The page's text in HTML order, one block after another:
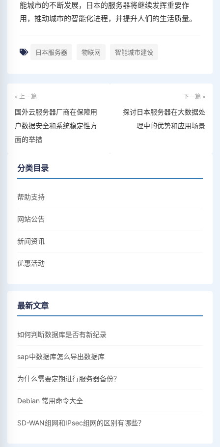
能城市的不断发展，日本的服务器将继续发挥重要作
用，推动城市的智能化进程，并提升人们的生活质量。
日本服务器 物联网 智能城市建设
« 上一篇
国外云服务器厂商在保障用
户数据安全和系统稳定性方
面的举措
下一篇 »
探讨日本服务器在大数据处
理中的优势和应用场景
分类目录
帮助支持
网站公告
新闻资讯
优惠活动
最新文章
如何判断数据库是否有新纪录
sap中数据库怎么导出数据库
为什么需要定期进行服务器备份？
Debian 常用命令大全
SD-WAN组网和IPsec组网的区别有哪些？